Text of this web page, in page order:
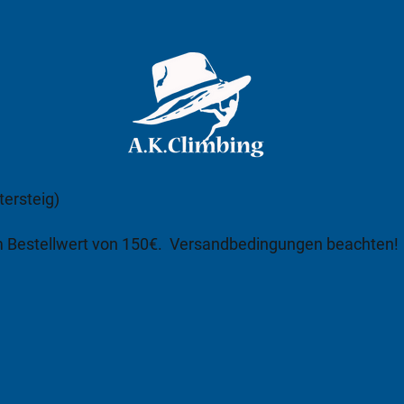
Bestellwert von 150€. Versandbedingungen beachten!